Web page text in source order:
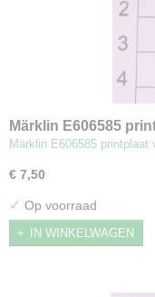
Märklin E606585
37865 (MBT8)
Märklin E606585
€ 7,50
✓ Op voorraad
IN WINKELWAGEN